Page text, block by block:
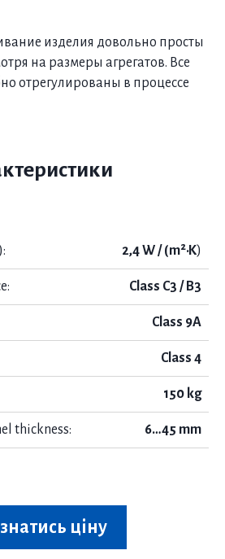
изделия довольно просты
на размеры агрегатов. Все
отрегулированы в процессе
2,4 W / (m²·K)
Class C3 / B3
Class 9A
Class 4
150 kg
thickness: 6…45 mm
ціну